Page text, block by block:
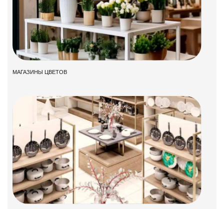
МАГАЗИНЫ ЦВЕТОВ